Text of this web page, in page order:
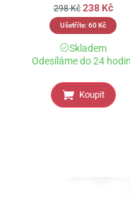
298Kč 238 Kč
Ušetříte: 60Kč
Skladem
Odesíláme do 24
Koupit